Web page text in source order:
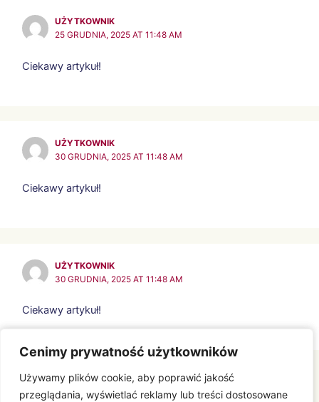
Cenimy prywatność użytkowników
Używamy plików cookie, aby poprawić jakość
przeglądania, wyświetlać reklamy lub treści dostosowane
Cenimy prywatność użytkowników
Używamy plików cookie, aby poprawić jakość
przeglądania, wyświetlać reklamy lub treści dostosowane
UŻYTKOWNIK
25 GRUDNIA, 2025 AT 11:48 AM
Ciekawy artykuł!
UŻYTKOWNIK
30 GRUDNIA, 2025 AT 11:48 AM
Ciekawy artykuł!
UŻYTKOWNIK
30 GRUDNIA, 2025 AT 11:48 AM
Ciekawy artykuł!
Comments are closed.